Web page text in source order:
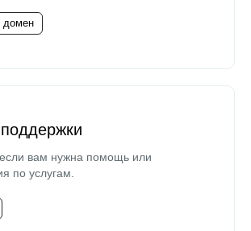
домен
вам нужна помощь или
по услугам.